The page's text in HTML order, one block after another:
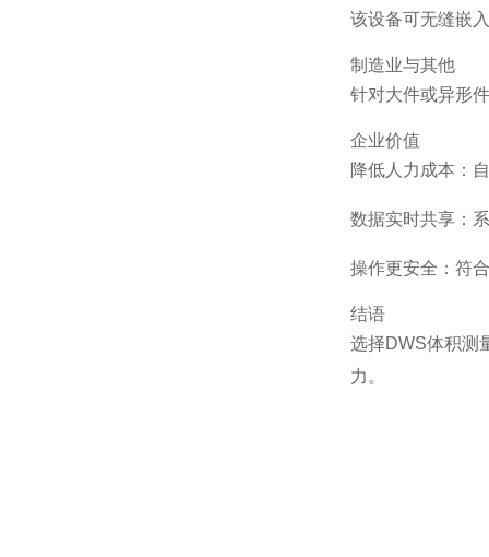
该设备可无缝嵌
制造业与其他
针对大件或异形
企业价值
降低人力成本：
数据实时共享：
操作更安全：符
结语
选择DWS体积测
力。